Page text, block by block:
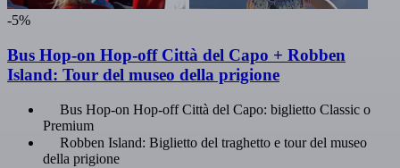
-5%
Bus Hop-on Hop-off Città del Capo + Robben
Island: Tour del museo della prigione
Bus Hop-on Hop-off Città del Capo: biglietto Classic o
Premium
Robben Island: Biglietto del traghetto e tour del museo
della prigione